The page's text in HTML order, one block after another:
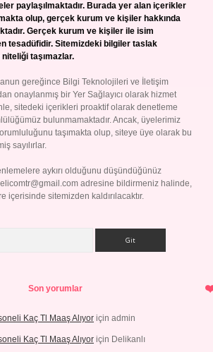
paylaşılmaktadır. Burada yer alan içerikler
olup, gerçek kurum ve kişiler hakkında
Gerçek kurum ve kişiler ile isim
tesadüfidir. Sitemizdeki bilgiler taslak
taşımazlar.
gereğince Bilgi Teknolojileri ve İletişim
onaylanmış bir Yer Sağlayıcı olarak hizmet
sitedeki içerikleri proaktif olarak denetleme
bulunmamaktadır. Ancak, üyelerimiz
taşımakta olup, siteye üye olarak bu
sayılırlar.
aykırı olduğunu düşündüğünüz
adresine bildirmeniz halinde,
içerisinde sitemizden kaldırılacaktır.
Son yorumlar
Kaç Tl Maaş Alıyor için admin
Kaç Tl Maaş Alıyor için Delikanlı